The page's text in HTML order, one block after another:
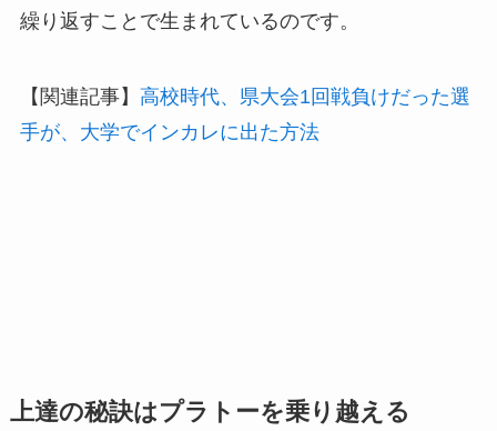
繰り返すことで生まれているのです。
【関連記事】 高校時代、県大会1回戦負けだった選
手が、大学でインカレに出た方法
上達の秘訣はプラトーを乗り越える